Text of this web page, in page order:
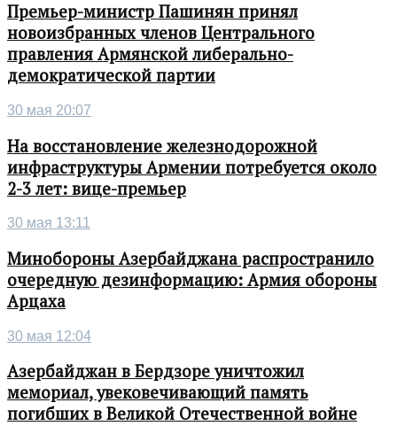
Премьер-министр Пашинян принял
новоизбранных членов Центрального
правления Армянской либерально-
демократической партии
30 мая 20:07
На восстановление железнодорожной
инфраструктуры Армении потребуется около
2-3 лет: вице-премьер
30 мая 13:11
Минобороны Азербайджана распространило
очередную дезинформацию: Армия обороны
Арцаха
30 мая 12:04
Азербайджан в Бердзоре уничтожил
мемориал, увековечивающий память
погибших в Великой Отечественной войне